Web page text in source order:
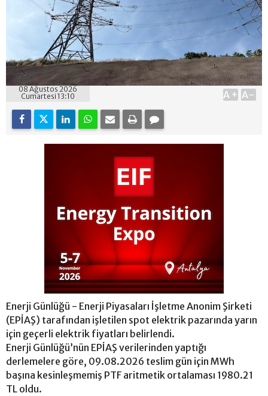
08 Ağustos 2026
Cumartesi 13:10
A+ A-
Enerji Günlüğü - Enerji Piyasaları İşletme Anonim Şirketi
(EPİAŞ) tarafından işletilen spot elektrik pazarında yarın
için geçerli elektrik fiyatları belirlendi.
Enerji Günlüğü’nün EPİAŞ verilerinden yaptığı
derlemelere göre, 09.08.2026 teslim gün için MWh
başına kesinleşmemiş PTF aritmetik ortalaması 1980.21
TL oldu.